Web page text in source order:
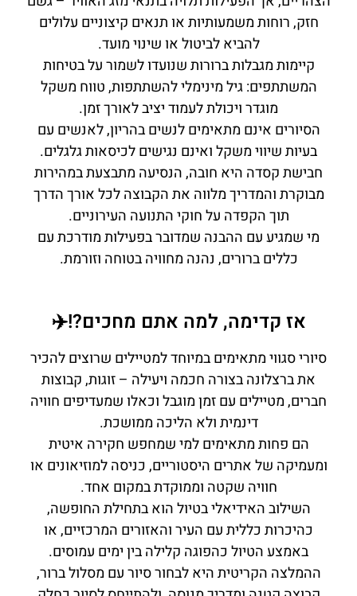
חזק, רוחות משמעותיות או תנאים קיצוניים עלולים
להביא לביטול או שינוי מועד.
קיימות מגבלות ברורות שנועדו לשמור על בטיחות
המשתתפים: גיל מינימלי להשתתפות, טווח משקל
מוגדר ויכולת לעמוד יציב לאורך זמן.
הסיורים אינם מתאימים לנשים בהריון, לאנשים עם
בעיות שיווי משקל ואינם נגישים לכיסאות גלגלים.
חבישת קסדה היא חובה, הנסיעה מתבצעת במהירות
מבוקרת והמדריך מלווה את הקבוצה לכל אורך הדרך
תוך הקפדה על חוקי התנועה העירוניים.
מי שמגיע עם ההבנה שמדובר בפעילות מודרכת עם
כללים ברורים, נהנה מחוויה בטוחה וזורמת.
אז קדימה, למה אתם מחכים?!✈️
סיורי סגווי מתאימים במיוחד למטיילים שרוצים להכיר
את ברצלונה בצורה חכמה ויעילה – זוגות, קבוצות
חברים, מטיילים עם זמן מוגבל וכאלו שמעדיפים חוויה
דינמית ולא הליכה ממושכת.
הם פחות מתאימים למי שמחפש חקירה איטית
ומעמיקה של אתרים היסטוריים, כניסה למוזיאונים או
חוויה שקטה וממוקדת במקום אחד.
השילוב האידיאלי בטיול הוא בתחילת החופשה,
כהיכרות כללית עם העיר והאזורים המרכזיים, או
באמצע הטיול כהפוגה קלילה בין ימים עמוסים.
ההמלצה הקריטית היא לבחור סיור עם מסלול ברור,